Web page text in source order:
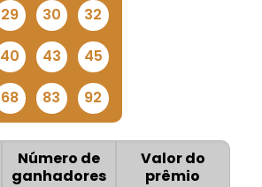
29 30 32
40 43 45
68 83 92
Número de
ganhadores
Valor do
prêmio